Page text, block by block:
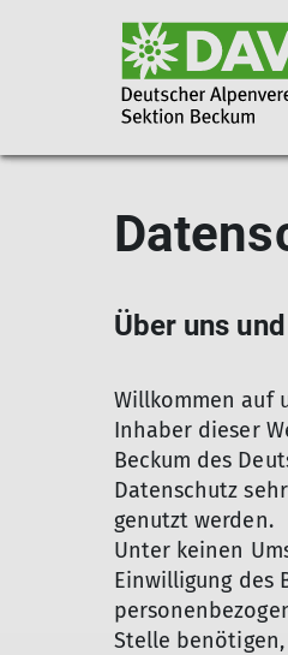
Vorträge
Offener
Über uns
Willkommen auf
Inhaber dieser
Beckum des
Datenschutz
genutzt werden.
Unter keinen
Einwilligung des
Stelle